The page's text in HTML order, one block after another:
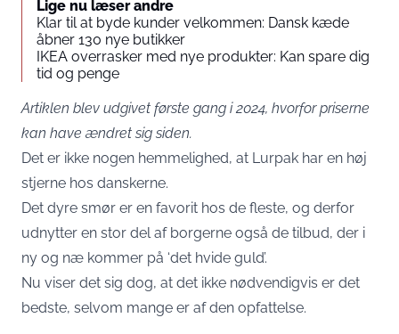
Lige nu læser andre
Klar til at byde kunder velkommen: Dansk kæde
åbner 130 nye butikker
IKEA overrasker med nye produkter: Kan spare dig
tid og penge
Artiklen blev udgivet første gang i 2024, hvorfor priserne
kan have ændret sig siden.
Det er ikke nogen hemmelighed, at Lurpak har en høj
stjerne hos danskerne.
Det dyre smør er en favorit hos de fleste, og derfor
udnytter en stor del af borgerne også de tilbud, der i
ny og næ kommer på ‘det hvide guld’.
Nu viser det sig dog, at det ikke nødvendigvis er det
bedste, selvom mange er af den opfattelse.